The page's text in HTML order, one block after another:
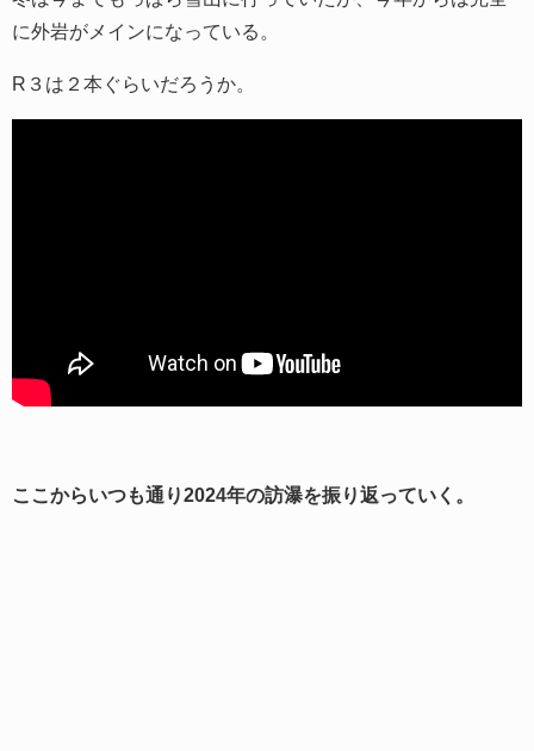
に外岩がメインになっている。
R３は２本ぐらいだろうか。
ここからいつも通り2024年の訪瀑を振り返っていく。